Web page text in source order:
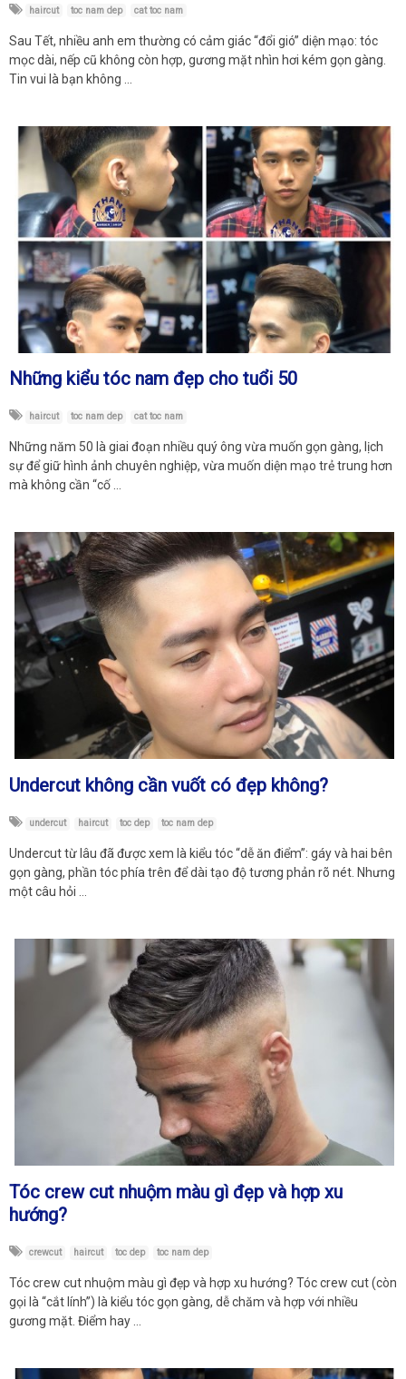
haircut toc nam dep cat toc nam
Sau Tết, nhiều anh em thường có cảm giác “đổi gió” diện mạo: tóc
mọc dài, nếp cũ không còn hợp, gương mặt nhìn hơi kém gọn gàng.
Tin vui là bạn không …
Những kiểu tóc nam đẹp cho tuổi 50
haircut toc nam dep cat toc nam
Những năm 50 là giai đoạn nhiều quý ông vừa muốn gọn gàng, lịch
sự để giữ hình ảnh chuyên nghiệp, vừa muốn diện mạo trẻ trung hơn
mà không cần “cố …
Undercut không cần vuốt có đẹp không?
undercut haircut toc dep toc nam dep
Undercut từ lâu đã được xem là kiểu tóc “dễ ăn điểm”: gáy và hai bên
gọn gàng, phần tóc phía trên để dài tạo độ tương phản rõ nét. Nhưng
một câu hỏi …
Tóc crew cut nhuộm màu gì đẹp và hợp xu
hướng?
crewcut haircut toc dep toc nam dep
Tóc crew cut nhuộm màu gì đẹp và hợp xu hướng? Tóc crew cut (còn
gọi là “cắt lính”) là kiểu tóc gọn gàng, dễ chăm và hợp với nhiều
gương mặt. Điểm hay …